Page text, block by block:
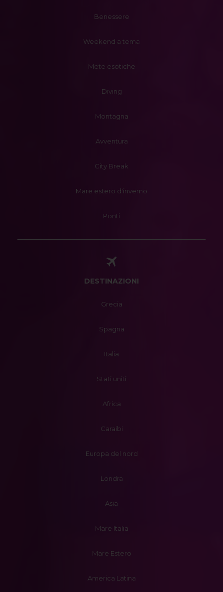
Benessere
Weekend a tema
Mete esotiche
Diving
Montagna
Avventura
City Break
Mare estero d'inverno
Ponti
DESTINAZIONI
Grecia
Spagna
Italia
Stati uniti
Africa
Caraibi
Europa del nord
Londra
Asia
Mare Italia
Mare Estero
America Latina